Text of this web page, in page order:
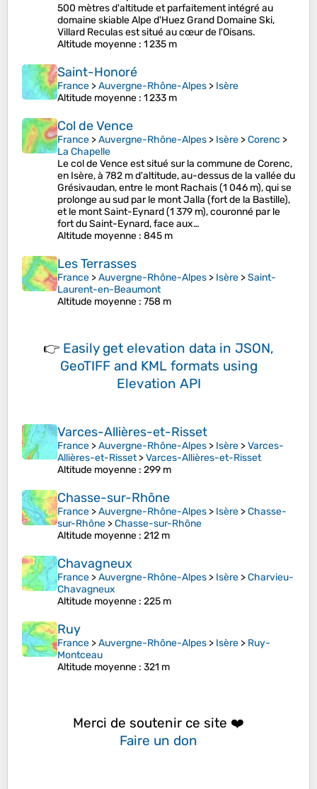
500 mètres d'altitude et parfaitement intégré au
domaine skiable Alpe d'Huez Grand Domaine Ski,
Villard Reculas est situé au cœur de l'Oisans.
Altitude moyenne : 1 235 m
Saint-Honoré
France >Auvergne-Rhône-Alpes > Isère
Altitude moyenne : 1 233 m
Col de Vence
France >Auvergne-Rhône-Alpes > Isère >Corenc >
La Chapelle
Le col de Vence est situé sur la commune de Corenc,
en Isère, à 782 m d'altitude, au-dessus de la vallée du
Grésivaudan, entre le mont Rachais (1 046 m), qui se
prolonge au sud par le mont Jalla (fort de la Bastille),
et le mont Saint-Eynard (1 379 m), couronné par le
fort du Saint-Eynard, face aux…
Altitude moyenne : 845 m
Les Terrasses
France >Auvergne-Rhône-Alpes > Isère >Saint-
Laurent-en-Beaumont
Altitude moyenne : 758 m
👉 Easily get elevation data in JSON,
GeoTIFF and KML formats using
Elevation API
Varces-Allières-et-Risset
France >Auvergne-Rhône-Alpes > Isère >Varces-
Allières-et-Risset>Varces-Allières-et-Risset
Altitude moyenne : 299 m
Chasse-sur-Rhône
France >Auvergne-Rhône-Alpes > Isère >Chasse-
sur-Rhône >Chasse-sur-Rhône
Altitude moyenne : 212 m
Chavagneux
France >Auvergne-Rhône-Alpes > Isère >Charvieu-
Chavagneux
Altitude moyenne : 225 m
Ruy
France >Auvergne-Rhône-Alpes > Isère > Ruy-
Montceau
Altitude moyenne : 321 m
Merci de soutenir ce site ❤️
Faire un don